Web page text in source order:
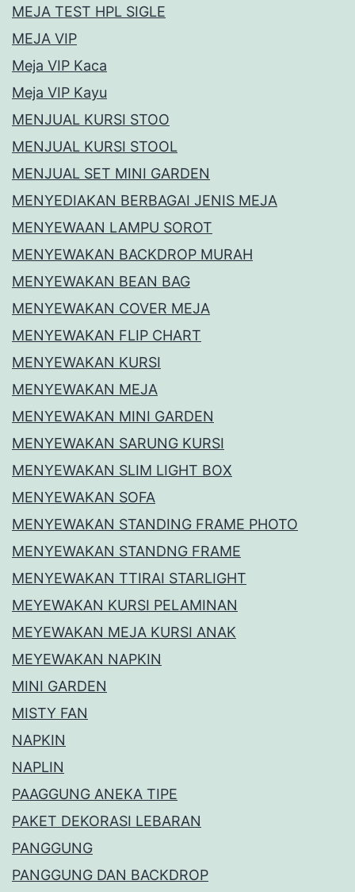
MEJA TEST HPL SIGLE
MEJA VIP
Meja VIP Kaca
Meja VIP Kayu
MENJUAL KURSI STOO
MENJUAL KURSI STOOL
MENJUAL SET MINI GARDEN
MENYEDIAKAN BERBAGAI JENIS MEJA
MENYEWAAN LAMPU SOROT
MENYEWAKAN BACKDROP MURAH
MENYEWAKAN BEAN BAG
MENYEWAKAN COVER MEJA
MENYEWAKAN FLIP CHART
MENYEWAKAN KURSI
MENYEWAKAN MEJA
MENYEWAKAN MINI GARDEN
MENYEWAKAN SARUNG KURSI
MENYEWAKAN SLIM LIGHT BOX
MENYEWAKAN SOFA
MENYEWAKAN STANDING FRAME PHOTO
MENYEWAKAN STANDNG FRAME
MENYEWAKAN TTIRAI STARLIGHT
MEYEWAKAN KURSI PELAMINAN
MEYEWAKAN MEJA KURSI ANAK
MEYEWAKAN NAPKIN
MINI GARDEN
MISTY FAN
NAPKIN
NAPLIN
PAAGGUNG ANEKA TIPE
PAKET DEKORASI LEBARAN
PANGGUNG
PANGGUNG DAN BACKDROP